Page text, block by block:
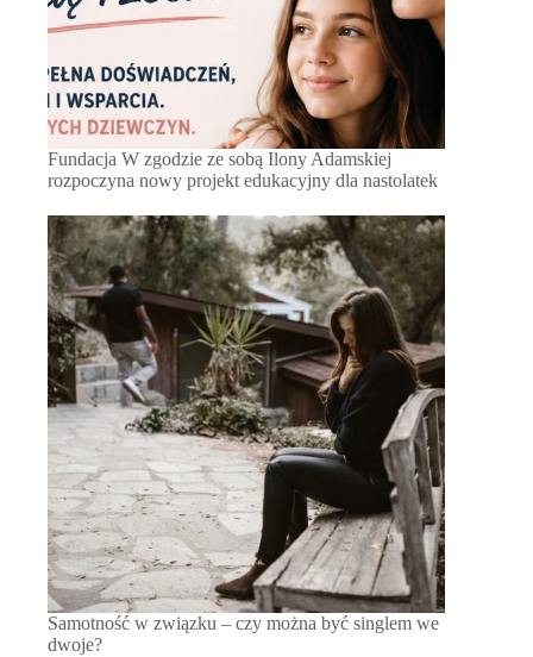
Fundacja W zgodzie ze sobą Ilony Adamskiej
rozpoczyna nowy projekt edukacyjny dla nastolatek
Samotność w związku – czy można być singlem we
dwoje?